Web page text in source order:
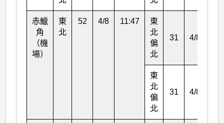
赤鱲
角
（機
場）
東
北
52 4/8 11:47
東
北
偏
北
31 4/8
東
北
偏
北
31 4/8